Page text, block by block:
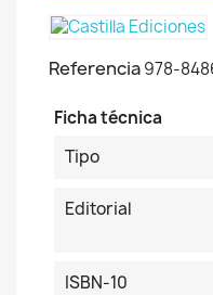
Referencia978-
Ficha técnica
Tipo
Editorial
ISBN-10